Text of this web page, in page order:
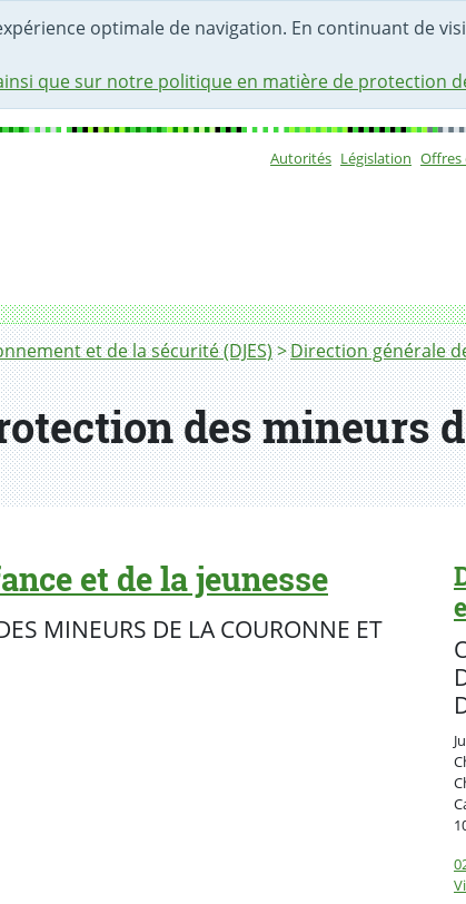
optimale de navigation. En continuant de
que sur notre politique en matière de protection
Autorités Législation Offres
et de la sécurité (DJES) Direction générale
des mineurs
et de la jeunesse
MINEURS DE LA COURONNE ET